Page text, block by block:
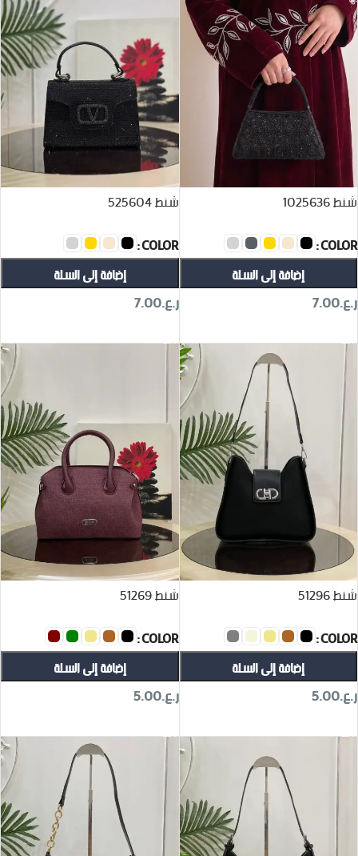
شنط 1025636
COLOR
إضافة إلى السلة
ر.ع.7.00
شنط 525604
COLOR
إضافة إلى السلة
ر.ع.7.00
شنط 51296
COLOR
إضافة إلى السلة
ر.ع.5.00
شنط 51269
COLOR
إضافة إلى السلة
ر.ع.5.00